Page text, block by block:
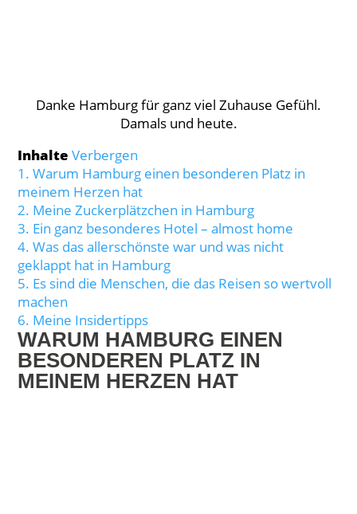
Danke Hamburg für ganz viel Zuhause Gefühl.
Damals und heute.
Inhalte Verbergen
1. Warum Hamburg einen besonderen Platz in
meinem Herzen hat
2. Meine Zuckerplätzchen in Hamburg
3. Ein ganz besonderes Hotel – almost home
4. Was das allerschönste war und was nicht
geklappt hat in Hamburg
5. Es sind die Menschen, die das Reisen so wertvoll
machen
6. Meine Insidertipps
WARUM HAMBURG EINEN
BESONDEREN PLATZ IN
MEINEM HERZEN HAT